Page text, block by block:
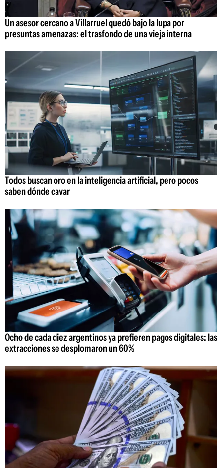
Un asesor cercano a Villarruel quedó bajo la lupa por
presuntas amenazas: el trasfondo de una vieja interna
Todos buscan oro en la inteligencia artificial, pero pocos
saben dónde cavar
Ocho de cada diez argentinos ya prefieren pagos digitales: las
extracciones se desplomaron un 60%